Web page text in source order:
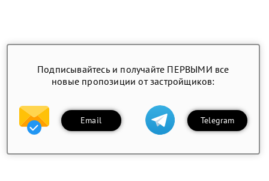
Подписывайтесь и получайте ПЕРВЫМИ все
новые пропозиции от застройщиков:
Email Telegram